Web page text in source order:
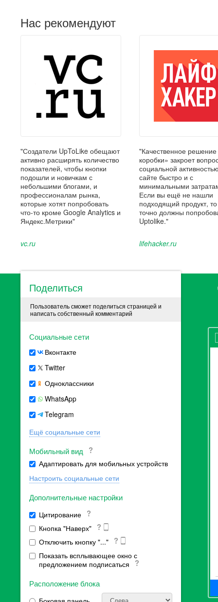
Нас рекомендуют
"Создатели UpToLike обещают
активно расширять количество
показателей, чтобы кнопки
подошли и новичкам с
небольшими блогами, и
профессионалам рынка,
которые хотят попробовать
что-то кроме Google Analytics и
Яндекс.Метрики"
vc.ru
"Качественное решение
коробки» закроет
социальной
сайте быстро и с
минимальными
Если вы ещё не нашли
подходящий продукт,
точно должны
Uptolike."
lifehacker.ru
Поделиться
Пользователь сможет поделиться страницей и
написать собственный комментарий
Социальные сети
Вконтакте
Twitter
Одноклассники
WhatsApp
Telegram
Ещё социальные сети
Мобильный вид
Адаптировать для мобильных устройств
Настроить социальные сети
Дополнительные настройки
Цитирование
Кнопка "Наверх"
Отключить кнопку "..."
Показать всплывающее окно с
предложением подписаться
Расположение блока